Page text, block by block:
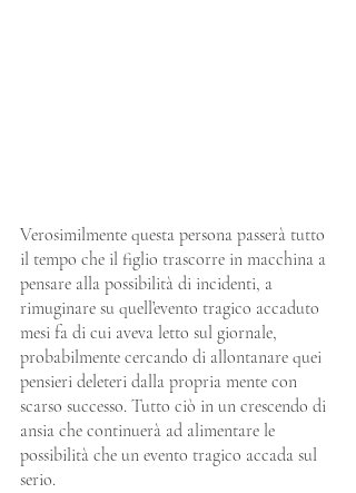
Verosimilmente questa persona passerà tutto
il tempo che il figlio trascorre in macchina a
pensare alla possibilità di incidenti, a
rimuginare su quell’evento tragico accaduto
mesi fa di cui aveva letto sul giornale,
probabilmente cercando di allontanare quei
pensieri deleteri dalla propria mente con
scarso successo. Tutto ciò in un crescendo di
ansia che continuerà ad alimentare le
possibilità che un evento tragico accada sul
serio.